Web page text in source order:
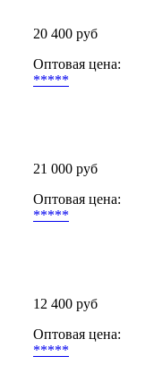
20 400 руб
Оптовая цена:
*****
21 000 руб
Оптовая цена:
*****
12 400 руб
Оптовая цена:
*****